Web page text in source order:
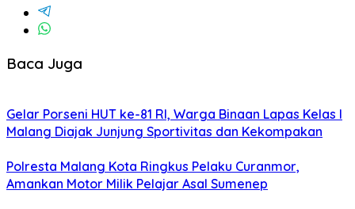
Baca Juga
Gelar Porseni HUT ke-81 RI, Warga Binaan Lapas Kelas I
Malang Diajak Junjung Sportivitas dan Kekompakan
Polresta Malang Kota Ringkus Pelaku Curanmor,
Amankan Motor Milik Pelajar Asal Sumenep